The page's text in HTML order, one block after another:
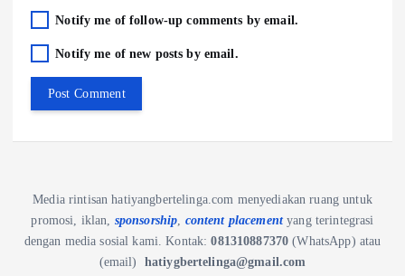
Notify me of follow-up comments by email.
Notify me of new posts by email.
Media rintisan hatiyangbertelinga.com menyediakan ruang untuk
promosi, iklan, sponsorship content placementyang terintegrasi
dengan media sosial kami.Kontak:081310887370(WhatsApp) atau
(email) hatiygbertelinga@gmail.com